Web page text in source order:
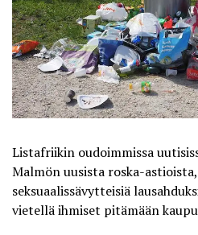
Listafriikin oudoimmissa
Malmön uusista roska-
seksuaalissävytteisiä
vietellä ihmiset pitämään